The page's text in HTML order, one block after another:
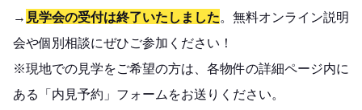
→ 見学会の受付は終了いたしました。無料オンライン説明
会や個別相談にぜひご参加ください！
※現地での見学をご希望の方は、各物件の詳細ページ内に
ある「内見予約」フォームをお送りください。